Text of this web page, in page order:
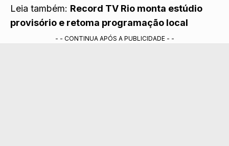
Leia também: Record TV Rio monta estúdio
provisório e retoma programação local
- - CONTINUA APÓS A PUBLICIDADE - -